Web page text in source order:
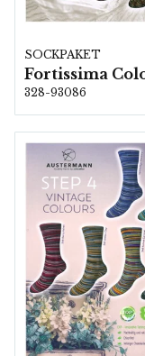
SOCKPAKET
328-93086